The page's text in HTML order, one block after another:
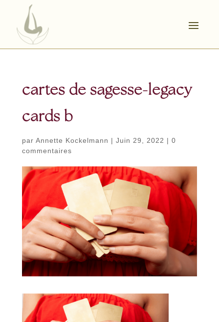
cartes de sagesse-legacy
cards b
par Annette Kockelmann | Juin 29, 2022 | 0
commentaires